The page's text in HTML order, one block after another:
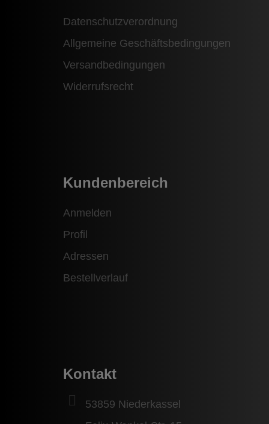
Datenschutzverordnung
Allgemeine Geschäftsbedingungen
Versandbedingungen
Widerrufsrecht
Kundenbereich
Anmelden
Profil
Adressen
Bestellverlauf
Kontakt
53859 Niederkassel